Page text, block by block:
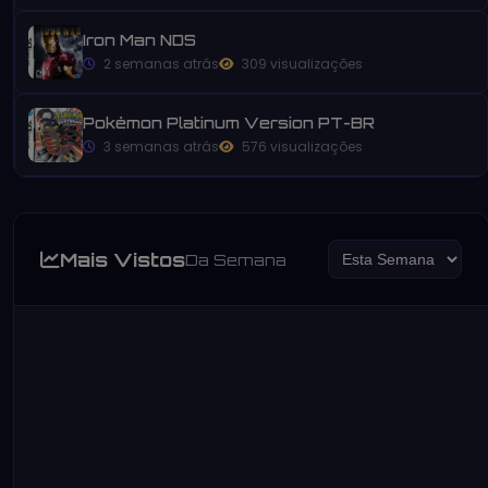
Iron Man NDS
2 semanas atrás
309 visualizações
Pokémon Platinum Version PT-BR
3 semanas atrás
576 visualizações
Mais VistosDa Semana